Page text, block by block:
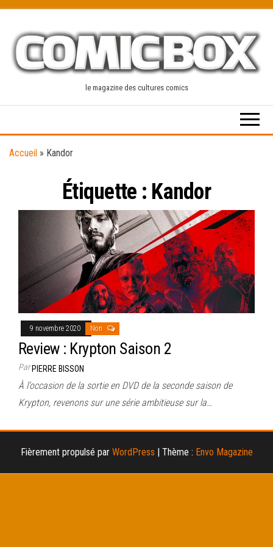
content
le magazine des cultures comics
Accueil » Kandor
Étiquette : Kandor
9 novembre 2020 Non
Review : Krypton Saison 2
ParPIERRE BISSON
À l’occasion de la sortie en DVD de la seconde saison de
Krypton, revenons sur une série ambitieuse sur la…
Fièrement propulsé par WordPress | Thème : Envo Magazine